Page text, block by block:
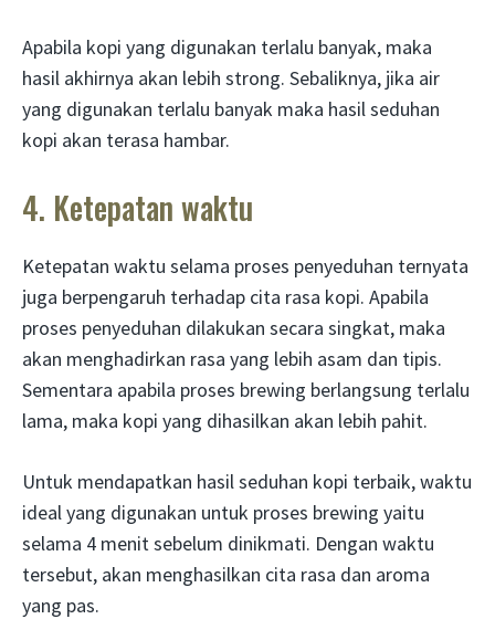
Apabila kopi yang digunakan terlalu banyak, maka
hasil akhirnya akan lebih strong. Sebaliknya, jika air
yang digunakan terlalu banyak maka hasil seduhan
kopi akan terasa hambar.
4. Ketepatan waktu
Ketepatan waktu selama proses penyeduhan ternyata
juga berpengaruh terhadap cita rasa kopi. Apabila
proses penyeduhan dilakukan secara singkat, maka
akan menghadirkan rasa yang lebih asam dan tipis.
Sementara apabila proses brewing berlangsung terlalu
lama, maka kopi yang dihasilkan akan lebih pahit.
Untuk mendapatkan hasil seduhan kopi terbaik, waktu
ideal yang digunakan untuk proses brewing yaitu
selama 4 menit sebelum dinikmati. Dengan waktu
tersebut, akan menghasilkan cita rasa dan aroma
yang pas.